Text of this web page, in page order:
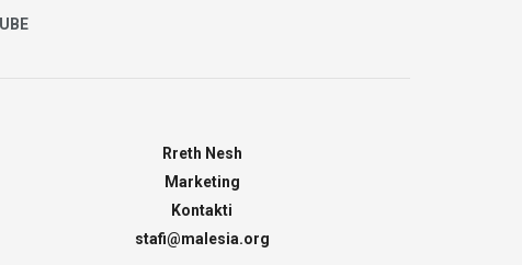
Rreth Nesh
Marketing
Kontakti
stafi@malesia.org